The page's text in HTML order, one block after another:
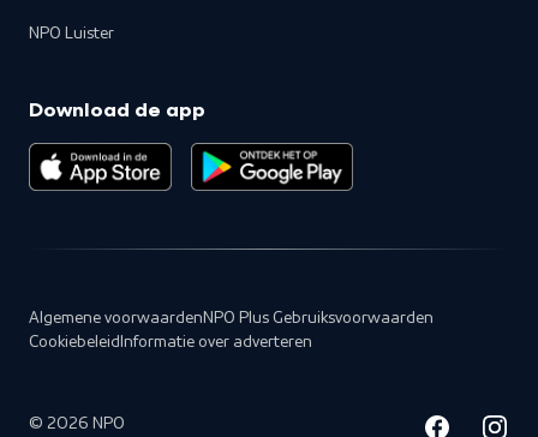
NPO Luister
Download de app
Algemene voorwaarden NPO Plus Gebruiksvoorwaarden
Cookiebeleid Informatie over adverteren
© 2026 NPO